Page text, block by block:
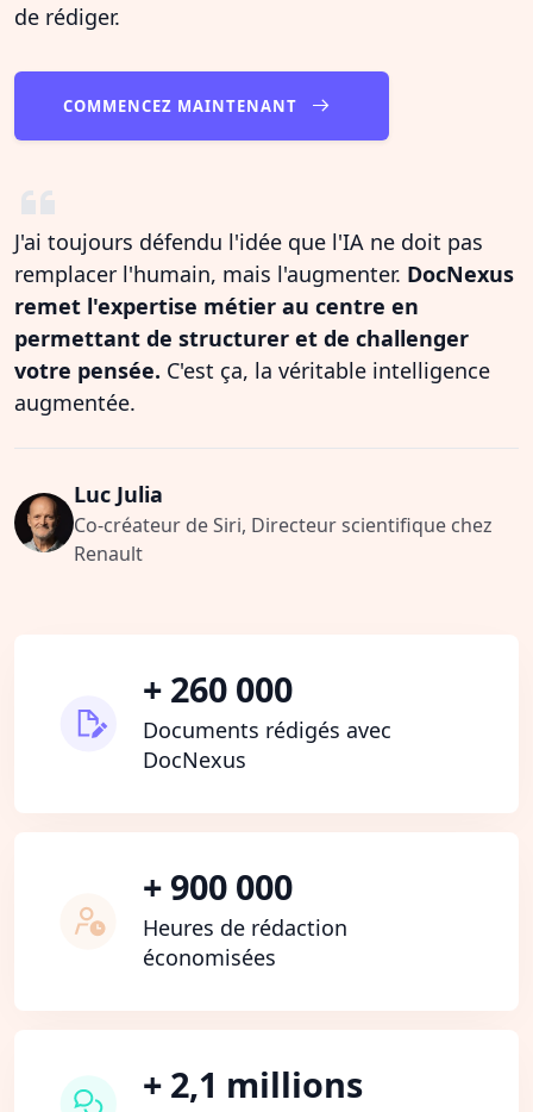
de rédiger.
COMMENCEZ MAINTENANT
J'ai toujours défendu l'idée que l'IA ne doit pas
remplacer l'humain, mais l'augmenter. DocNexus
remet l'expertise métier au centre en
permettant de structurer et de challenger
votre pensée. C'est ça, la véritable intelligence
augmentée.
Luc Julia
Co-créateur de Siri, Directeur scientifique chez
Renault
+ 260 000
Documents rédigés avec
DocNexus
+ 900 000
Heures de rédaction
économisées
+ 2,1 millions